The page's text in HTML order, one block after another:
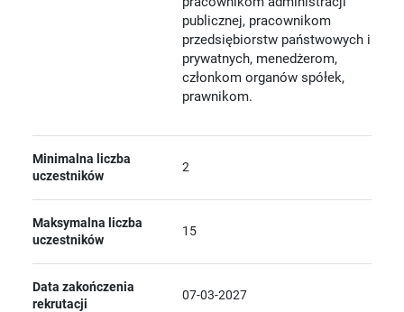
publicznej, pracownikom
przedsiębiorstw państwowych i
prywatnych, menedżerom,
członkom organów spółek,
prawnikom.
Minimalna liczba
uczestników
2
Maksymalna liczba
uczestników
15
Data zakończenia
rekrutacji
07-03-2027